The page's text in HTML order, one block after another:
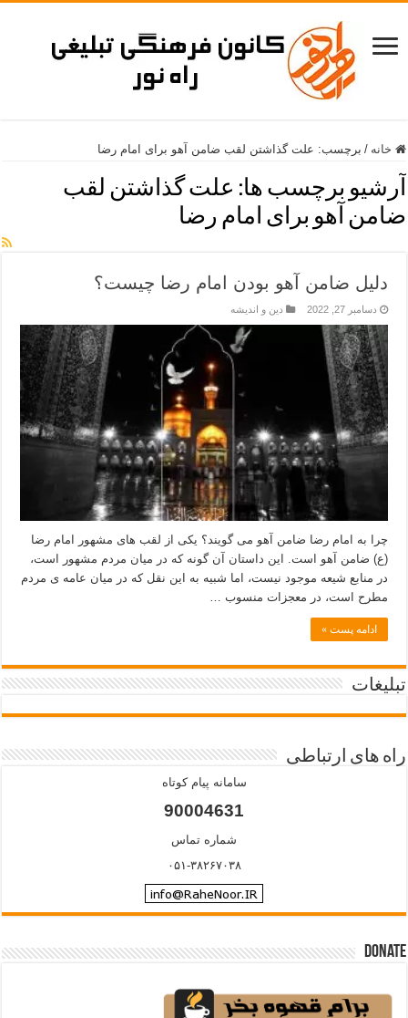
خانه / برچسب: علت گذاشتن لقب ضامن آهو برای امام رضا
آرشیو برچسب ها: علت گذاشتن لقب
ضامن آهو برای امام رضا
دلیل ضامن آهو بودن امام رضا چیست؟
دسامبر 27, 2022 دین و اندیشه
چرا به امام رضا ضامن آهو می گویند؟ یکی از لقب های مشهور امام رضا
(ع) ضامن آهو است. این داستان آن گونه که در میان مردم مشهور است،
در منابع شیعه موجود نیست، اما شبیه به این نقل که در میان عامه ی مردم
مطرح است، در معجزات منسوب …
ادامه پست »
تبلیغات
راه های ارتباطی
سامانه پیام کوتاه
90004631
شماره تماس
۰۵۱-۳۸۲۶۷۰۳۸
Donate